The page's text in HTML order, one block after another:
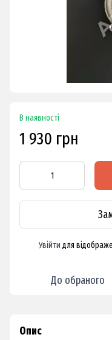
В наявності
1 930 грн
Увійти для
До обраного
Опис